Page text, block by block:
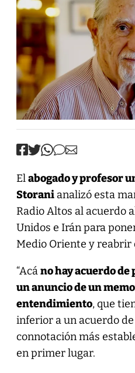
Elabogado y profesor
Storanianalizó esta
Radio Altos al acuerdo
Unidos e Irán para
Medio Oriente y reabrir
“Acáno hay acuerdo de
un anuncio de un
entendimiento, que
inferior a un acuerdo
connotación más
en primer lugar.